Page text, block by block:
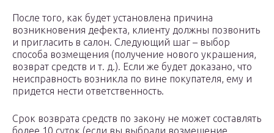
После того, как будет установлена причина
возникновения дефекта, клиенту должны позвонить
и пригласить в салон. Следующий шаг – выбор
способа возмещения (получение нового украшения,
возврат средств и т. д.). Если же будет доказано, что
неисправность возникла по вине покупателя, ему и
придется нести ответственность.
Срок возврата средств по закону не может составлять
более 10 суток (если вы выбрали возмещение